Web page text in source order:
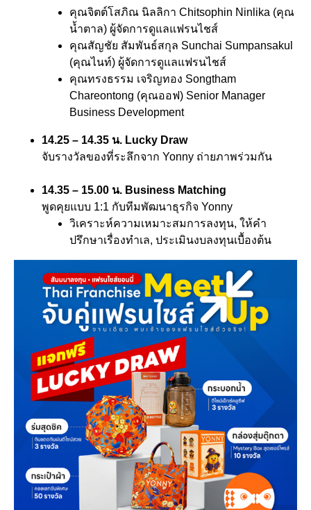
คุณจิตต์โสภิณ นิลลิกา Chitsophin Ninlika (คุณ
น้ำตาล) ผู้จัดการดูแลแฟรนไชส์
คุณสัญชัย สัมพันธ์สกุล Sunchai Sumpansakul
(คุณไนท์) ผู้จัดการดูแลแฟรนไชส์
คุณทรงธรรม เจริญทอง Songtham
Chareontong (คุณออฟ) Senior Manager
Business Development
14.25 – 14.35 น. Lucky Draw
จับรางวัลของที่ระลึกจาก Yonny ถ่ายภาพร่วมกัน
14.35 – 15.00 น. Business Matching
พูดคุยแบบ 1:1 กับทีมพัฒนาธุรกิจ Yonny
วิเคราะห์ความเหมาะสมการลงทุน, ให้คำ
ปรึกษาเรื่องทำเล, ประเมินงบลงทุนเบื้องต้น